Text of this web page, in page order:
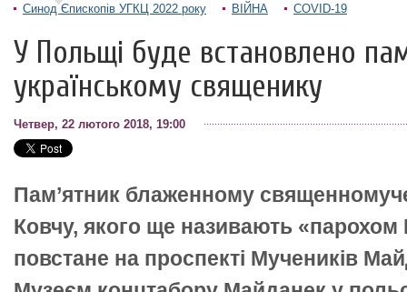
Синод Єпископів УГКЦ 2022 року ВІЙНА COVID-19
У Польщі буде встановлено
українському священику
Четвер, 22 лютого 2018, 19:00
Пам’ятник блаженному
Ковчу, якого ще називають
повстане на проспекті Мучеників